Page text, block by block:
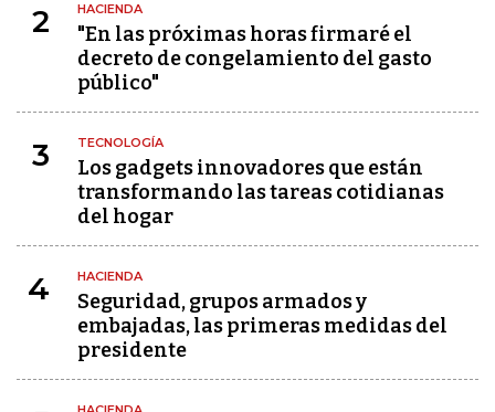
2 HACIENDA
"En las próximas horas firmaré el
decreto de congelamiento del gasto
público"
3 TECNOLOGÍA
Los gadgets innovadores que están
transformando las tareas cotidianas
del hogar
4 HACIENDA
Seguridad, grupos armados y
embajadas, las primeras medidas del
presidente